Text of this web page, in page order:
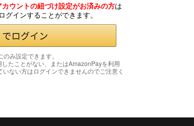
ウントの紐づけ設定がお済みの方は
インすることができます。
み設定できます。
たことがない、またはAmazonPayを利用
ない方はログインできませんのでご注意く